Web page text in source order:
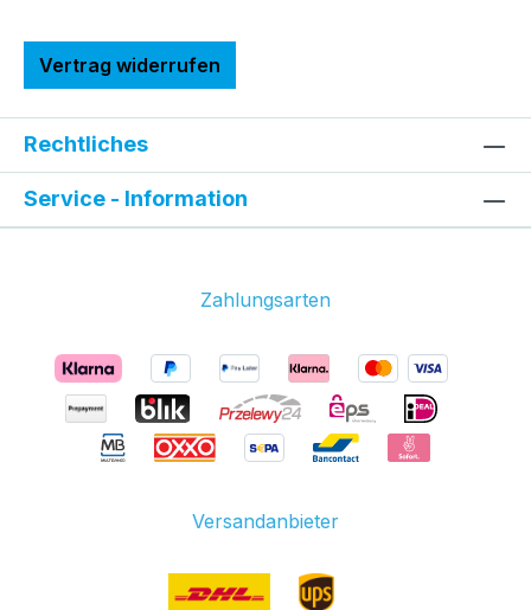
Vertrag widerrufen
Rechtliches
Service - Information
Zahlungsarten
Versandanbieter